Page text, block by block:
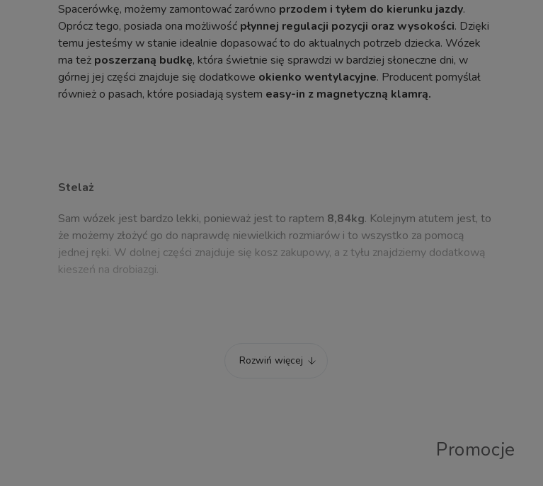
Spacerówkę, możemy zamontować zarówno przodem i tyłem do kierunku jazdy.
Oprócz tego, posiada ona możliwość płynnej regulacji pozycji oraz wysokości. Dzięki
temu jesteśmy w stanie idealnie dopasować to do aktualnych potrzeb dziecka. Wózek
ma też poszerzaną budkę, która świetnie się sprawdzi w bardziej słoneczne dni, w
górnej jej części znajduje się dodatkowe okienko wentylacyjne. Producent pomyślał
również o pasach, które posiadają system easy-in z magnetyczną klamrą.
Stelaż
Sam wózek jest bardzo lekki, ponieważ jest to raptem 8,84kg. Kolejnym atutem jest, to
że możemy złożyć go do naprawdę niewielkich rozmiarów i to wszystko za pomocą
jednej ręki. W dolnej części znajduje się kosz zakupowy, a z tyłu znajdziemy dodatkową
kieszeń na drobiazgi.
Zarówno na przedniej jak i na tylnej osi jest dodatkowa amortyzacja, co w połączeniu z
Rozwiń więcej
Promocje